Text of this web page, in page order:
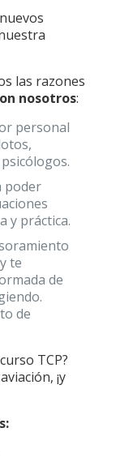
las razones
nosotros:
personal
poder
y práctica.
te
de
de
TCP?
¡y